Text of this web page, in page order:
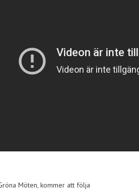
Möten, kommer att följa